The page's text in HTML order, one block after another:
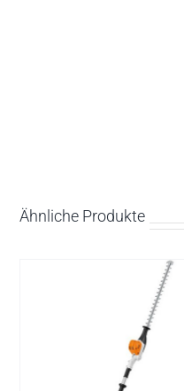
Ähnliche Produkte